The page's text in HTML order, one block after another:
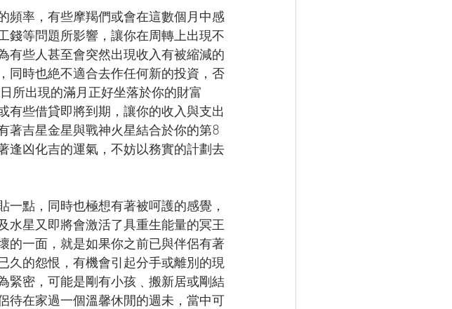
頻率，有些摩羯們或會在這數個月中感
錢等問題所影響，讓你在周轉上出現不
有些人甚至會突然出現收入有被縮減的
同時也絶不適合去作任何新的投資，否
所出現的滿月正好坐落於你的財富
有些借貸即將到期，讓你的收入與支出
著吉星金星與戰神火星結合於你的第8
逢凶化吉的運氣，不妨以務實的計劃去
點，同時也極想有著被呵護的感覺，
水星又即將會激活了具重生能量的冥王
的一面，就是如果你之前已與伴侶有著
久的怨恨，有機會引起分手或離別的現
緊密，可能是剛有小孩﹑搬新居或剛結
待在家過一個溫馨休閒的週未，當中可